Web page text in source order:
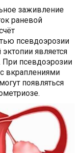
заживление
раневой
псевдоэрозии
является
При псевдоэрозии
вкраплениями
появляться